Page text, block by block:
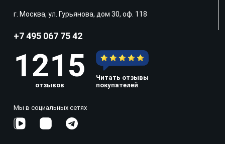
г. Москва, ул. Гурьянова, дом 30, оф. 118
+7 495 067 75 42
1215
отзывов
Читать отзывы
покупателей
Мы в социальных сетях